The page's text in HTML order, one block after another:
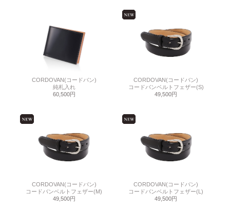
CORDOVAN(コードバン)
純札入れ
60,500円
CORDOVAN(コードバン)
コードバンベルトフェザー(S)
49,500円
CORDOVAN(コードバン)
コードバンベルトフェザー(M)
49,500円
CORDOVAN(コードバン)
コードバンベルトフェザー(L)
49,500円